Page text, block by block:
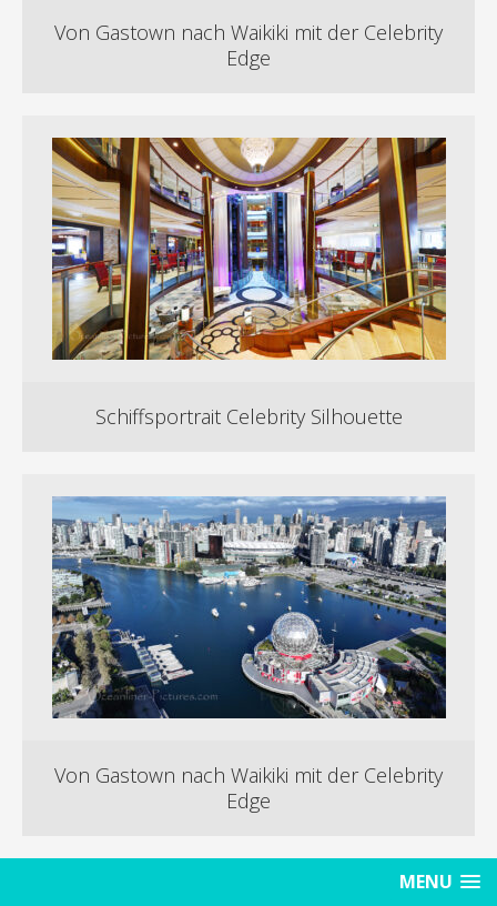
Von Gastown nach Waikiki mit der Celebrity
Edge
Schiffsportrait Celebrity Silhouette
Von Gastown nach Waikiki mit der Celebrity
Edge
MENU